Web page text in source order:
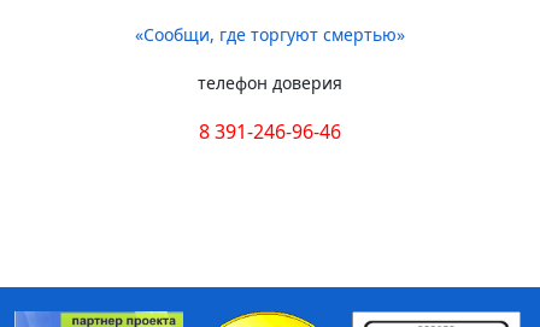
«Сообщи, где торгуют смертью»
телефон доверия
8 391-246-96-46